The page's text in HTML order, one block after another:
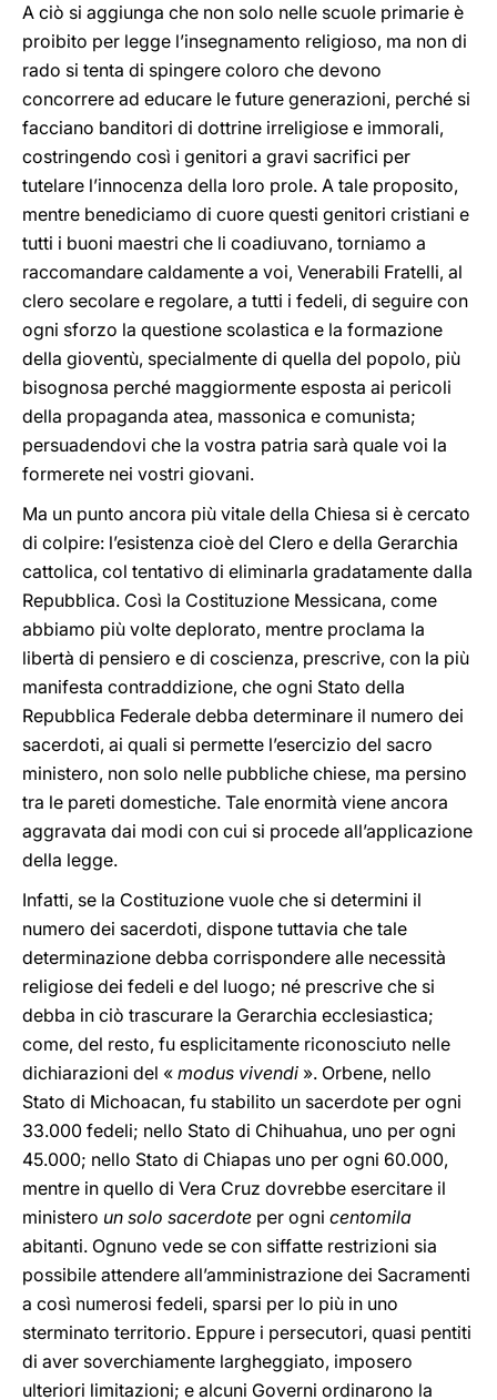
A ciò si aggiunga che non solo nelle scuole primarie è
proibito per legge l’insegnamento religioso, ma non di
rado si tenta di spingere coloro che devono
concorrere ad educare le future generazioni, perché si
facciano banditori di dottrine irreligiose e immorali,
costringendo così i genitori a gravi sacrifici per
tutelare l’innocenza della loro prole. A tale proposito,
mentre benediciamo di cuore questi genitori cristiani e
tutti i buoni maestri che li coadiuvano, torniamo a
raccomandare caldamente a voi, Venerabili Fratelli, al
clero secolare e regolare, a tutti i fedeli, di seguire con
ogni sforzo la questione scolastica e la formazione
della gioventù, specialmente di quella del popolo, più
bisognosa perché maggiormente esposta ai pericoli
della propaganda atea, massonica e comunista;
persuadendovi che la vostra patria sarà quale voi la
formerete nei vostri giovani.
Ma un punto ancora più vitale della Chiesa si è cercato
di colpire: l’esistenza cioè del Clero e della Gerarchia
cattolica, col tentativo di eliminarla gradatamente dalla
Repubblica. Così la Costituzione Messicana, come
abbiamo più volte deplorato, mentre proclama la
libertà di pensiero e di coscienza, prescrive, con la più
manifesta contraddizione, che ogni Stato della
Repubblica Federale debba determinare il numero dei
sacerdoti, ai quali si permette l’esercizio del sacro
ministero, non solo nelle pubbliche chiese, ma persino
tra le pareti domestiche. Tale enormità viene ancora
aggravata dai modi con cui si procede all’applicazione
della legge.
Infatti, se la Costituzione vuole che si determini il
numero dei sacerdoti, dispone tuttavia che tale
determinazione debba corrispondere alle necessità
religiose dei fedeli e del luogo; né prescrive che si
debba in ciò trascurare la Gerarchia ecclesiastica;
come, del resto, fu esplicitamente riconosciuto nelle
dichiarazioni del « modus vivendi ». Orbene, nello
Stato di Michoacan, fu stabilito un sacerdote per ogni
33.000 fedeli; nello Stato di Chihuahua, uno per ogni
45.000; nello Stato di Chiapas uno per ogni 60.000,
mentre in quello di Vera Cruz dovrebbe esercitare il
ministero un solo sacerdote per ogni centomila
abitanti. Ognuno vede se con siffatte restrizioni sia
possibile attendere all’amministrazione dei Sacramenti
a così numerosi fedeli, sparsi per lo più in uno
sterminato territorio. Eppure i persecutori, quasi pentiti
di aver soverchiamente largheggiato, imposero
ulteriori limitazioni; e alcuni Governi ordinarono la